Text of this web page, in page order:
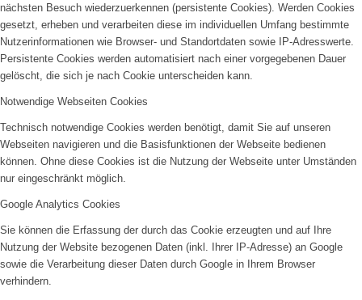
Aktuelles
Abteilungsleitung
nächsten Besuch wiederzuerkennen (persistente Cookies). Werden Cookies
gesetzt, erheben und verarbeiten diese im individuellen Umfang bestimmte
Nutzerinformationen wie Browser- und Standortdaten sowie IP-Adresswerte.
Persistente Cookies werden automatisiert nach einer vorgegebenen Dauer
gelöscht, die sich je nach Cookie unterscheiden kann.
Notwendige Webseiten Cookies
Technisch notwendige Cookies werden benötigt, damit Sie auf unseren
Webseiten navigieren und die Basisfunktionen der Webseite bedienen
können. Ohne diese Cookies ist die Nutzung der Webseite unter Umständen
nur eingeschränkt möglich.
Google Analytics Cookies
Sie können die Erfassung der durch das Cookie erzeugten und auf Ihre
Nutzung der Website bezogenen Daten (inkl. Ihrer IP-Adresse) an Google
sowie die Verarbeitung dieser Daten durch Google in Ihrem Browser
verhindern.